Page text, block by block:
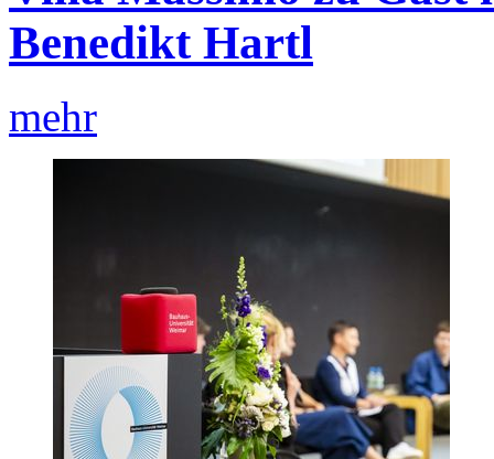
Benedikt Hartl
mehr